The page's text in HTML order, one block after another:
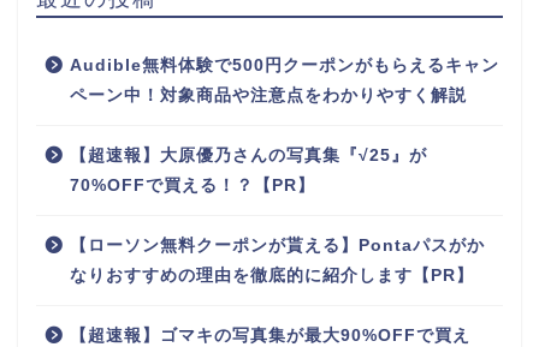
Audible無料体験で500円クーポンがもらえるキャン
ペーン中！対象商品や注意点をわかりやすく解説
【超速報】大原優乃さんの写真集『√25』が
70%OFFで買える！？【PR】
【ローソン無料クーポンが貰える】Pontaパスがか
なりおすすめの理由を徹底的に紹介します【PR】
【超速報】ゴマキの写真集が最大90%OFFで買え